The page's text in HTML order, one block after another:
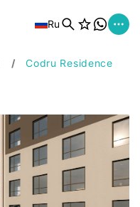
Ru
Codru Residence